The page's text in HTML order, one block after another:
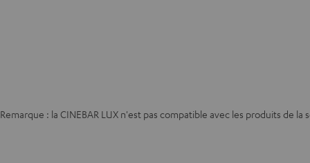
Remarque : la CINEBAR LUX n'est pas compatible avec les produits de